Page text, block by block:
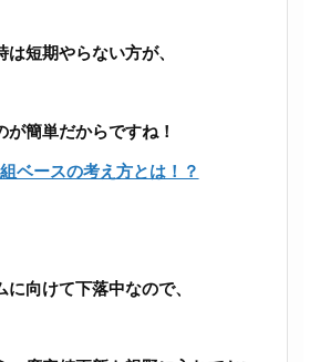
は短期やらない方が、
が簡単だからですね！
ベースの考え方とは！？
向けて下落中なので、